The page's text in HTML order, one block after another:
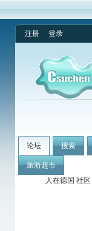
注册 登录
论坛 搜索
旅游超市
人在德国 社区